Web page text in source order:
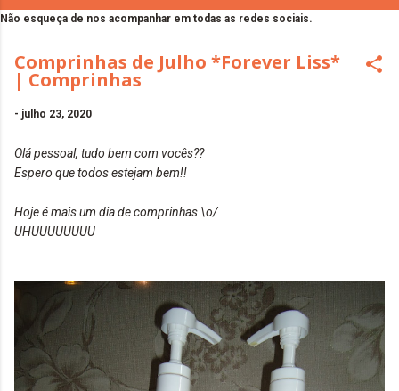
Não esqueça de nos acompanhar em todas as redes sociais.
Comprinhas de Julho *Forever Liss*
| Comprinhas
- julho 23, 2020
Olá pessoal, tudo bem com vocês??
Espero que todos estejam bem!!
Hoje é mais um dia de comprinhas \o/
UHUUUUUUUU